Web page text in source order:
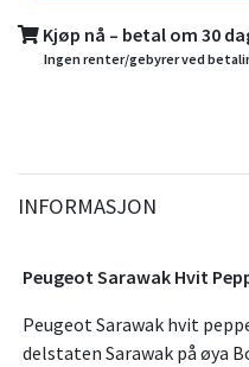
Kjøp nå – betal om 30
Ingen renter/gebyrer ved
INFORMASJON
Peugeot Sarawak Hvit
Peugeot Sarawak hvit
delstaten Sarawak på øya